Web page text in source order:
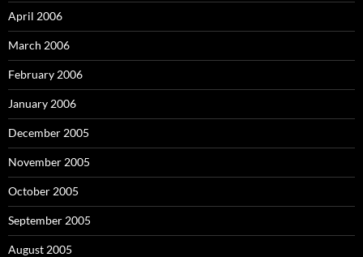
April 2006
March 2006
February 2006
January 2006
December 2005
November 2005
October 2005
September 2005
August 2005